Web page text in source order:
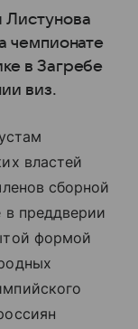
Листунова
чемпионате
в Загребе
виз.
властей
сборной
в преддверии
формой